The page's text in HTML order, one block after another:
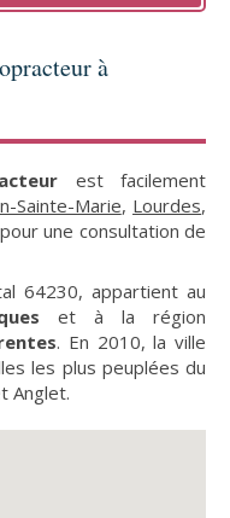
à
est facilement
Sainte-Marie, Lourdes,
pour une consultation de
64230, appartient au
et à la région
. En 2010, la ville
les plus peuplées du
Anglet.